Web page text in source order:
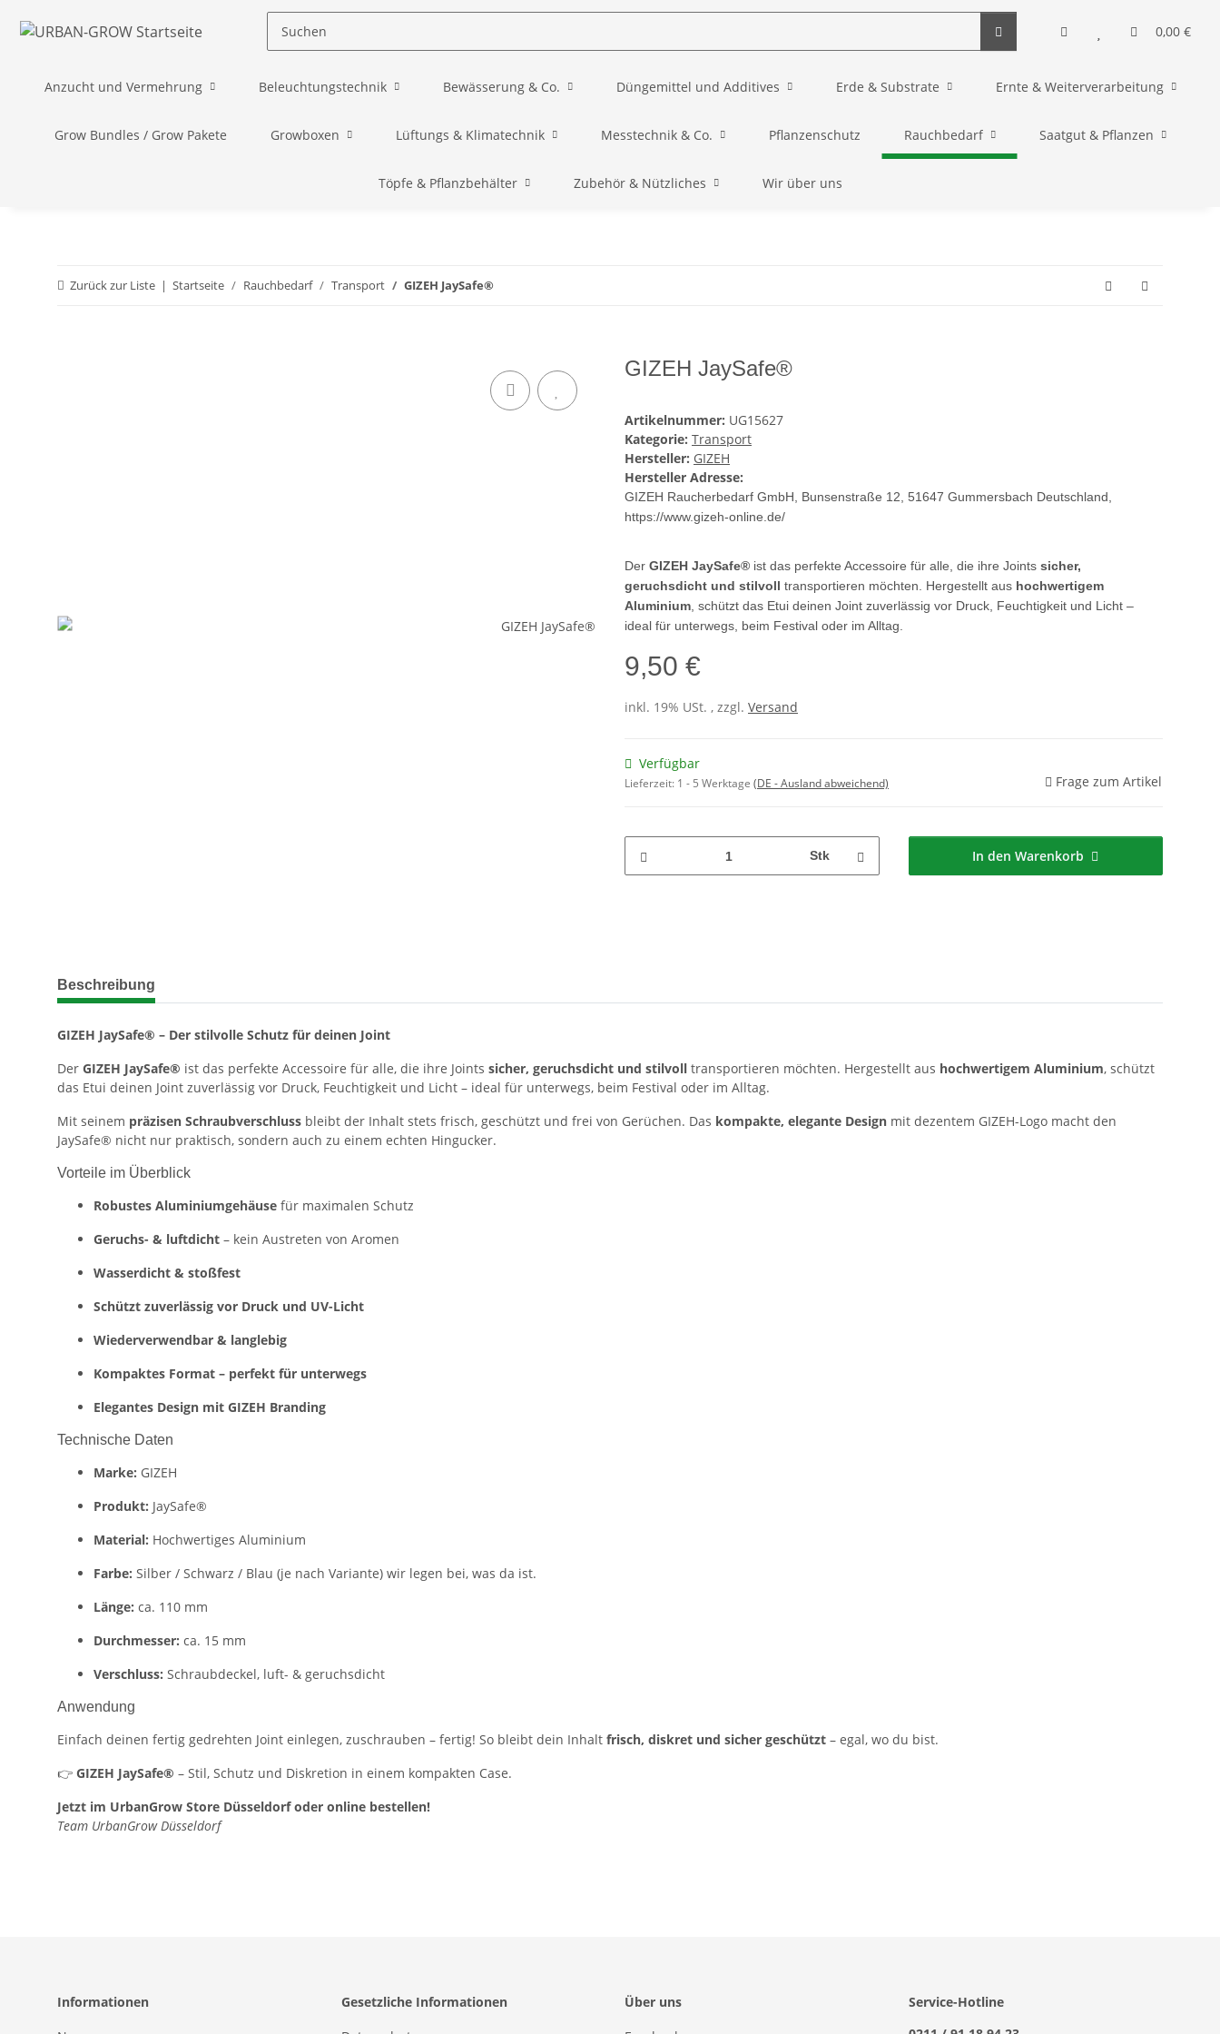
0,00 €
Anzucht und Vermehrung Beleuchtungstechnik Bewässerung & Co. Düngemittel und Additives Erde & Substrate Ernte & Weiterverarbeitung
Grow Bundles / Grow Pakete Growboxen Lüftungs & Klimatechnik Messtechnik & Co. Pflanzenschutz Rauchbedarf Saatgut & Pflanzen
Töpfe & Pflanzbehälter Zubehör & Nützliches Wir über uns
Zurück zur Liste Startseite Rauchbedarf Transport GIZEH JaySafe®
GIZEH JaySafe®
Artikelnummer: UG15627
Kategorie: Transport
Hersteller: GIZEH
Hersteller Adresse:
GIZEH Raucherbedarf GmbH, Bunsenstraße 12, 51647 Gummersbach Deutschland,
https://www.gizeh-online.de/
Der GIZEH JaySafe® ist das perfekte Accessoire für alle, die ihre Joints sicher,
geruchsdicht und stilvoll transportieren möchten. Hergestellt aus hochwertigem
Aluminium, schützt das Etui deinen Joint zuverlässig vor Druck, Feuchtigkeit und Licht –
ideal für unterwegs, beim Festival oder im Alltag.
9,50 €
inkl. 19% USt. , zzgl. Versand
Verfügbar
Lieferzeit: 1 - 5 Werktage (DE - Ausland abweichend) Frage zum Artikel
Stk In den Warenkorb
weitere Registerkarten anzeigen
Beschreibung
GIZEH JaySafe® – Der stilvolle Schutz für deinen Joint
Der GIZEH JaySafe® ist das perfekte Accessoire für alle, die ihre Joints sicher, geruchsdicht und stilvoll transportieren möchten. Hergestellt aus hochwertigem Aluminium, schützt
das Etui deinen Joint zuverlässig vor Druck, Feuchtigkeit und Licht – ideal für unterwegs, beim Festival oder im Alltag.
Mit seinem präzisen Schraubverschluss bleibt der Inhalt stets frisch, geschützt und frei von Gerüchen. Das kompakte, elegante Design mit dezentem GIZEH-Logo macht den
JaySafe® nicht nur praktisch, sondern auch zu einem echten Hingucker.
Vorteile im Überblick
Robustes Aluminiumgehäuse für maximalen Schutz
Geruchs- & luftdicht – kein Austreten von Aromen
Wasserdicht & stoßfest
Schützt zuverlässig vor Druck und UV-Licht
Wiederverwendbar & langlebig
Kompaktes Format – perfekt für unterwegs
Elegantes Design mit GIZEH Branding
Technische Daten
Marke: GIZEH
Produkt: JaySafe®
Material: Hochwertiges Aluminium
Farbe: Silber / Schwarz / Blau (je nach Variante) wir legen bei, was da ist.
Länge: ca. 110 mm
Durchmesser: ca. 15 mm
Verschluss: Schraubdeckel, luft- & geruchsdicht
Anwendung
Einfach deinen fertig gedrehten Joint einlegen, zuschrauben – fertig! So bleibt dein Inhalt frisch, diskret und sicher geschützt – egal, wo du bist.
👉 GIZEH JaySafe® – Stil, Schutz und Diskretion in einem kompakten Case.
Jetzt im UrbanGrow Store Düsseldorf oder online bestellen!
Team UrbanGrow Düsseldorf
Informationen Gesetzliche Informationen Über uns
Service-Hotline